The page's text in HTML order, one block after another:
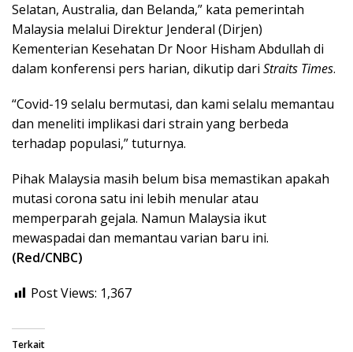
Selatan, Australia, dan Belanda,” kata pemerintah
Malaysia melalui Direktur Jenderal (Dirjen)
Kementerian Kesehatan Dr Noor Hisham Abdullah di
dalam konferensi pers harian, dikutip dari Straits Times.
“Covid-19 selalu bermutasi, dan kami selalu memantau
dan meneliti implikasi dari strain yang berbeda
terhadap populasi,” tuturnya.
Pihak Malaysia masih belum bisa memastikan apakah
mutasi corona satu ini lebih menular atau
memperparah gejala. Namun Malaysia ikut
mewaspadai dan memantau varian baru ini.
(Red/CNBC)
Post Views: 1,367
Terkait